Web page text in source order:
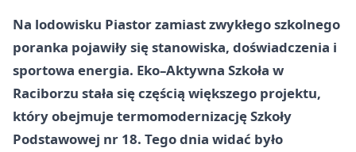
Na lodowisku Piastor zamiast zwykłego szkolnego
poranka pojawiły się stanowiska, doświadczenia i
sportowa energia. Eko–Aktywna Szkoła w
Raciborzu stała się częścią większego projektu,
który obejmuje termomodernizację Szkoły
Podstawowej nr 18. Tego dnia widać było